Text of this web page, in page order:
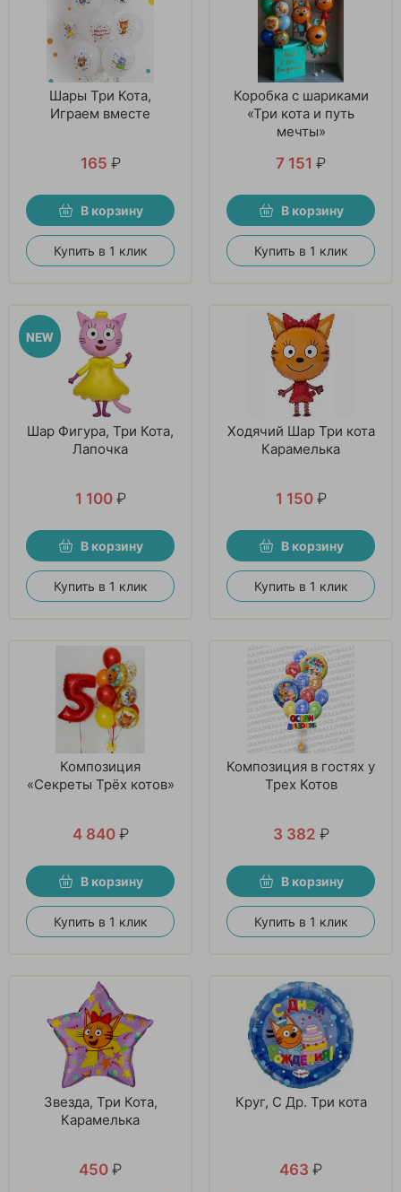
Шары Три Кота,
Играем вместе
165 ₽
В корзину
Купить в 1 клик
Коробка с шариками
«Три кота и путь
мечты»
7 151 ₽
В корзину
Купить в 1 клик
Шар Фигура, Три Кота,
Лапочка
1 100 ₽
В корзину
Купить в 1 клик
Ходячий Шар Три кота
Карамелька
1 150 ₽
В корзину
Купить в 1 клик
Композиция
«Секреты Трёх котов»
4 840 ₽
В корзину
Купить в 1 клик
Композиция в гостях у
Трех Котов
3 382 ₽
В корзину
Купить в 1 клик
Звезда, Три Кота,
Карамелька
450 ₽
Круг, С Др. Три кота
463 ₽